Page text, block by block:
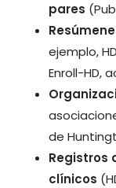
pares
ejemplo,
Enroll-HD,
de
Registros
clínicos